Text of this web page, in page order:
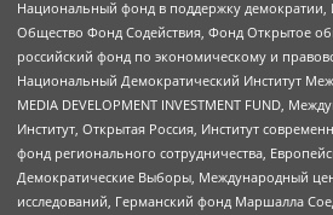
Национальный фонд в поддержку демократии,
Общество Фонд Содействия, Фонд Открытое
российский фонд по экономическому и
Национальный Демократический Институт
MEDIA DEVELOPMENT INVESTMENT FUND,
Институт, Открытая Россия, Институт
фонд регионального сотрудничества,
Демократические Выборы, Международный
исследований, Германский фонд Маршалла